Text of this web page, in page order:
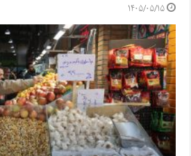
۱۴۰۵/۰۵/۱۵